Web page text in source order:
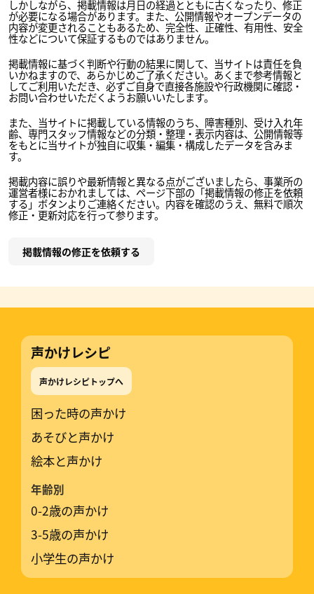
しかしながら、掲載情報は月日の経過とともに古くなったり、修正
が必要になる場合があります。また、公開情報やオープンデータの
内容が変更されることもあるため、完全性、正確性、有用性、安全
性などについて保証するものではありません。
掲載情報に基づく判断や行動の結果に関して、当サイトは責任を負
いかねますので、あらかじめご了承ください。あくまで参考情報と
してご利用いただき、必ずご自身で直接各施設や行政機関に確認・
お問い合わせいただくようお願いいたします。
また、当サイトに掲載している情報のうち、障害種別、受け入れ年
齢、専門スタッフ情報などの分類・整理・表示内容は、公開情報等
をもとに当サイトが独自に収集・編集・構成したデータを含みま
す。
掲載内容に誤りや最新情報と異なる点がございましたら、事業所の
運営者様におかれましては、ページ下部の「掲載情報の修正を依頼
する」ボタンよりご連絡ください。内容を確認のうえ、無料で順次
修正・更新対応を行って参ります。
掲載情報の修正を依頼する
声かけレシピ
声かけレシピトップへ
困った時の声かけ
あそびと声かけ
絵本と声かけ
年齢別
0-2歳の声かけ
3-5歳の声かけ
小学生の声かけ